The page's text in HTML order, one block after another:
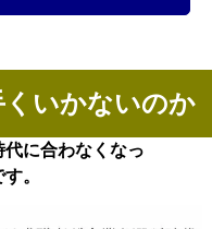
いかないのか
に合わなくなっ
。